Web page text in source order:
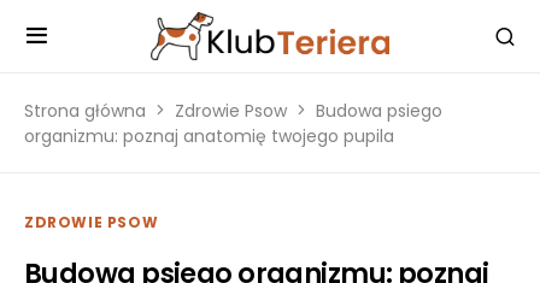
Strona główna Zdrowie Psow
Budowa psiego
organizmu: poznaj anatomię twojego pupila
ZDROWIE PSOW
Budowa psiego organizmu: poznaj